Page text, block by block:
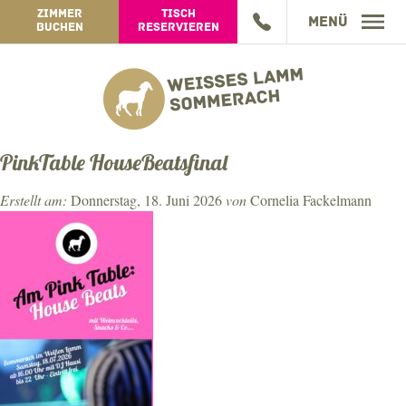
ZIMMER
BUCHEN
TISCH
RESERVIEREN
Menü
GASTHOF
SPEISEN TOGO
HOTEL
ZIMMER
WISSENSWERTES
ARRANGEMENTS
BEWERTUNG
BUCHUNGSANFRAGE
ERLEBEN
WEINGUT
WEINGUT-INFOS
ONLINE-SHOP
JAHRESPROGRAMM
GUTSCHEINE
JOBS
IMPRESSUM
PinkTable HouseBeatsfinal
Erstellt am: Donnerstag, 18. Juni 2026vonCornelia Fackelmann